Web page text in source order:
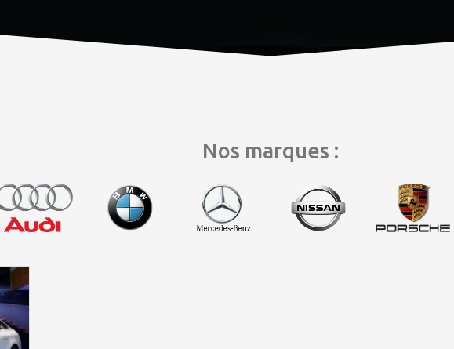
Nos marques :